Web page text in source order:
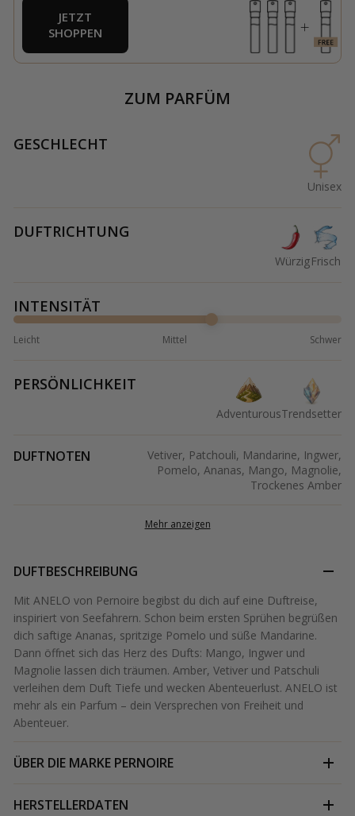
JETZT
SHOPPEN
ZUM PARFÜM
GESCHLECHT
Unisex
DUFTRICHTUNG
WürzigFrisch
INTENSITÄT
Leicht Mittel Schwer
PERSÖNLICHKEIT
AdventurousTrendsetter
DUFTNOTEN
Vetiver, Patchouli, Mandarine, Ingwer,
Pomelo, Ananas, Mango, Magnolie,
Trockenes Amber
Mehr anzeigen
DUFTBESCHREIBUNG
Mit ANELO von Pernoire begibst du dich auf eine Duftreise,
inspiriert von Seefahrern. Schon beim ersten Sprühen begrüßen
dich saftige Ananas, spritzige Pomelo und süße Mandarine.
Dann öffnet sich das Herz des Dufts: Mango, Ingwer und
Magnolie lassen dich träumen. Amber, Vetiver und Patschuli
verleihen dem Duft Tiefe und wecken Abenteuerlust. ANELO ist
mehr als ein Parfum – dein Versprechen von Freiheit und
Abenteuer.
ÜBER DIE MARKE PERNOIRE
HERSTELLERDATEN